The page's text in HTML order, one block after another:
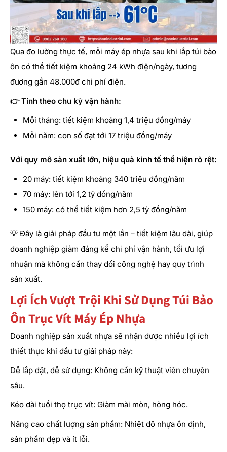
Qua đo lường thực tế, mỗi máy ép nhựa sau khi lắp túi bảo
ôn có thể tiết kiệm khoảng 24 kWh điện/ngày, tương
đương gần 48.000đ chi phí điện.
👉 Tính theo chu kỳ vận hành:
Mỗi tháng: tiết kiệm khoảng 1,4 triệu đồng/máy
Mỗi năm: con số đạt tới 17 triệu đồng/máy
Với quy mô sản xuất lớn, hiệu quả kinh tế thể hiện rõ rệt:
20 máy: tiết kiệm khoảng 340 triệu đồng/năm
70 máy: lên tới 1,2 tỷ đồng/năm
150 máy: có thể tiết kiệm hơn 2,5 tỷ đồng/năm
💡 Đây là giải pháp đầu tư một lần – tiết kiệm lâu dài, giúp
doanh nghiệp giảm đáng kể chi phí vận hành, tối ưu lợi
nhuận mà không cần thay đổi công nghệ hay quy trình
sản xuất.
Lợi Ích Vượt Trội Khi Sử Dụng Túi Bảo
Ôn Trục Vít Máy Ép Nhựa
Doanh nghiệp sản xuất nhựa sẽ nhận được nhiều lợi ích
thiết thực khi đầu tư giải pháp này:
Dễ lắp đặt, dễ sử dụng: Không cần kỹ thuật viên chuyên
sâu.
Kéo dài tuổi thọ trục vít: Giảm mài mòn, hỏng hóc.
Nâng cao chất lượng sản phẩm: Nhiệt độ nhựa ổn định,
sản phẩm đẹp và ít lỗi.